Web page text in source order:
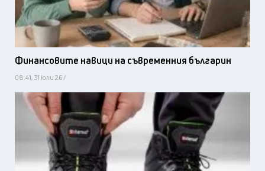
Финансовите навици на съвременния българин
08:41, 31 юли 26 /